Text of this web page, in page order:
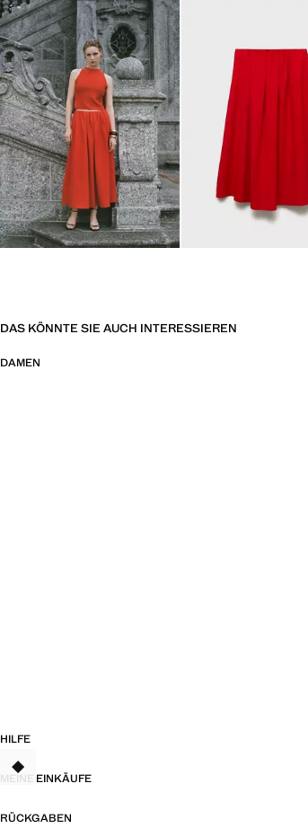
DAS KÖNNTE SIE AUCH INTERESSIEREN
DAMEN
HILFE
MEINE EINKÄUFE
RÜCKGABEN